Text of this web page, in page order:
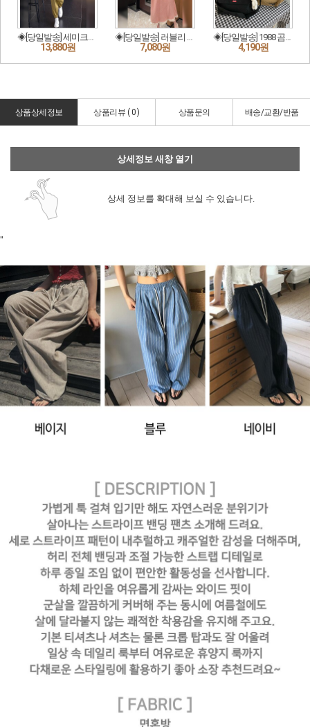
상품상세정보 상품리뷰 ( 0) 상품문의 배송/교환/반품
상세정보 새창 열기
상세 정보를 확대해 보실 수 있습니다.
"